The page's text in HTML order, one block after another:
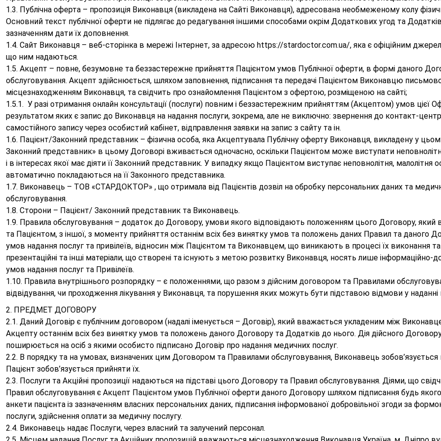
1.3. Публічна оферта – пропозиція Виконавця (викладена на Сайті Виконавця), адресована необмеженому колу
Основний текст публічної оферти не підлягає до редагування іншими способами окрім Додаткових угод та
зазначенням дати їх доповнення.
1.4. Cайт Виконавця – веб-сторінка в мережі Інтернет, за адресою https://stardoctor.com.ua/, яка є офіційним
що ним надаються.
1.5. Акцепт – повне, безумовне та беззастережне прийняття Пацієнтом умов Публічної оферти, в формі даного
обслуговування. Акцепт здійснюється, шляхом заповнення, підписання та передачі Пацієнтом Виконавцю
місцезнаходженням Виконавця, та свідчить про ознайомлення Пацієнтом з офертою, розміщеною на сайті;
1.5.1. У разі отримання онлайн консультації (послуги) повним і беззастережним прийняттям (Акцептом) умов цієї
результатом яких є запис до Виконавця на надання послуги, зокрема, але не виключно: звернення до контакт-
самостійного запису через особистий кабінет, відправлення заявки на запис з сайту та ін.
1.6. Пацієнт/Законний представник – фізична особа, яка Акцептувала Публічну оферту Виконавця, викладену у
Законний представник» в цьому Договорі вживається одночасно, оскільки Пацієнтом може виступати
і в інтересах якої має діяти її Законний представник. У випадку якщо Пацієнтом виступає неповнолітня,
автоматично покладаються на її Законного представника.
1.7. Виконавець – ТОВ «СТАРДОКТОР» , що отримала від Пацієнтів дозвіл на обробку персональних даних та
обслуговування.
1.8. Сторони – Пацієнт/ Законний представник та Виконавець.
1.9. Правила обслуговування – додаток до Договору, умови якого відповідають положенням цього Договору,
та Пацієнтом, з іншої, з моменту прийняття останнім всіх без винятку умов та положень даних Правил та даного
умов надання послуг та привілеїв, відносин між Пацієнтом та Виконавцем, що виникають в процесі їх виконання та
презентаційні та інші матеріали, що створені та існують з метою розвитку Виконавця, носять лише
умов надання послуг та Привілеїв.
1.10. Правила внутрішнього розпорядку – є положеннями, що разом з дійсним договором та Правилами
відвідування, чи проходження лікування у Виконавця, та порушення яких можуть бути підставою відмови у наданні
2. ПРЕДМЕТ ДОГОВОРУ
2.1. Даний Договір є публічним договором (надалі іменується – Договір), який вважається укладеним між
Акцепту останнім всіх без винятку умов та положень даного Договору та Додатків до нього. Дія дійсного
поширюється на осіб з якими особисто підписано Договір про надання медичних послуг.
2.2. В порядку та на умовах, визначених цим Договором та Правилами обслуговування, Виконавець зобов’язується
Пацієнт зобов’язується прийняти їх.
2.3. Послуги та Акційні пропозиції надаються на підставі цього Договору та Правил обслуговування. Діями, що
Правил обслуговування є Акцепт Пацієнтом умов Публічної оферти даного Договору шляхом підписання будь якого
анкети пацієнта із зазначенням власних персональних даних, підписання інформованої добровільної згоди за
послуги, здійснення оплати за медичну послугу.
2.4. Виконавець надає Послуги, через власний та залучений персонал.